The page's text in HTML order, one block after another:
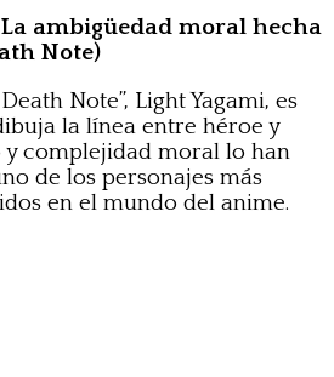
ambigüedad moral hecha
Note)
Note”, Light Yagami, es
la línea entre héroe y
y complejidad moral lo han
de los personajes más
en el mundo del anime.